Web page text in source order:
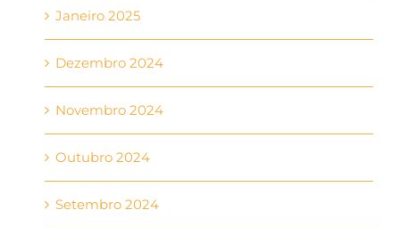
Janeiro 2025
Dezembro 2024
Novembro 2024
Outubro 2024
Setembro 2024